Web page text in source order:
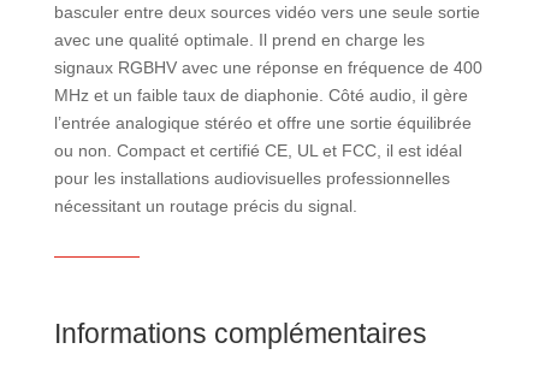
basculer entre deux sources vidéo vers une seule sortie
avec une qualité optimale. Il prend en charge les
signaux RGBHV avec une réponse en fréquence de 400
MHz et un faible taux de diaphonie. Côté audio, il gère
l’entrée analogique stéréo et offre une sortie équilibrée
ou non. Compact et certifié CE, UL et FCC, il est idéal
pour les installations audiovisuelles professionnelles
nécessitant un routage précis du signal.
Informations complémentaires